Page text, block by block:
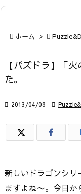
 ホーム > 
【パズドラ】「
た。
 2013/04/08 
新しいドラゴンシリ
ますよね〜。今日か